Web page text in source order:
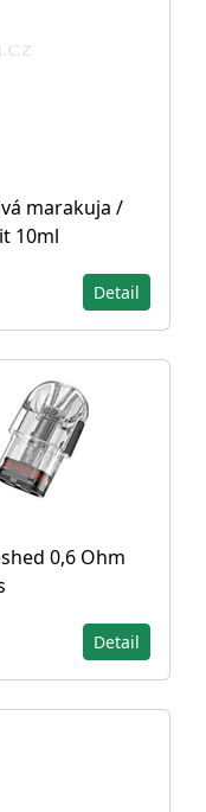
marakuja /
10ml
Detail
0,6 Ohm
Detail